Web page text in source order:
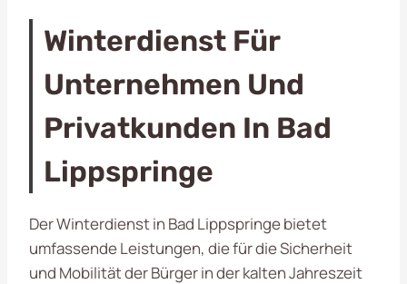
Winterdienst Für
Unternehmen Und
Privatkunden In Bad
Lippspringe
Der Winterdienst in Bad Lippspringe bietet
umfassende Leistungen, die für die Sicherheit
und Mobilität der Bürger in der kalten Jahreszeit